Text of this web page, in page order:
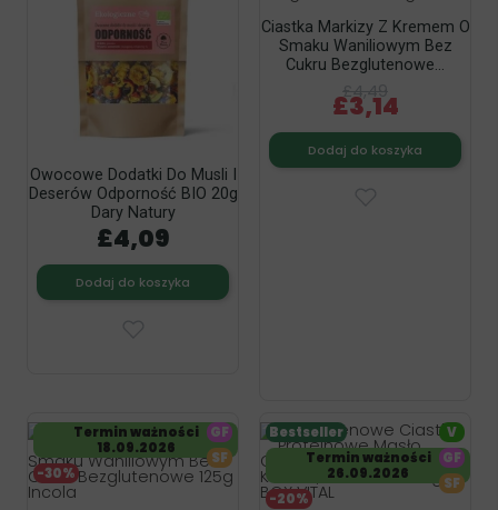
Owocowe Dodatki Do Musli I
Deserów Odporność BIO 20g
Dary Natury
£4,09
Dodaj do koszyka
Ciastka Markizy Z Kremem O
Smaku Waniliowym Bez
Cukru Bezglutenowe...
£4,49
£3,14
Dodaj do koszyka
-30%
Termin ważności
18.09.2026
GF
SF
-20%
Bestseller
Termin ważności
26.09.2026
V
GF
SF